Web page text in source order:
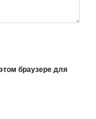
браузере для